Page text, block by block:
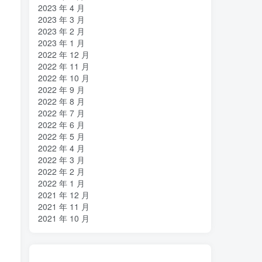
2023 年 4 月
2023 年 3 月
2023 年 2 月
2023 年 1 月
2022 年 12 月
2022 年 11 月
2022 年 10 月
2022 年 9 月
2022 年 8 月
2022 年 7 月
2022 年 6 月
2022 年 5 月
2022 年 4 月
2022 年 3 月
2022 年 2 月
2022 年 1 月
2021 年 12 月
2021 年 11 月
2021 年 10 月